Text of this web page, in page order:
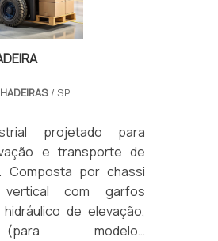
/ SP
projetado para
e transporte de
Composta por chassi
com garfos
de elevação,
modelos